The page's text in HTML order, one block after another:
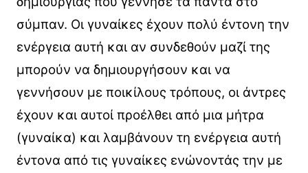
σύμπαν. Οι γυναίκες έχουν πολύ έντονη την
ενέργεια αυτή και αν συνδεθούν μαζί της
μπορούν να δημιουργήσουν και να
γεννήσουν με ποικίλους τρόπους, οι άντρες
έχουν και αυτοί προέλθει από μια μήτρα
(γυναίκα) και λαμβάνουν τη ενέργεια αυτή
έντονα από τις γυναίκες ενώνοντάς την με